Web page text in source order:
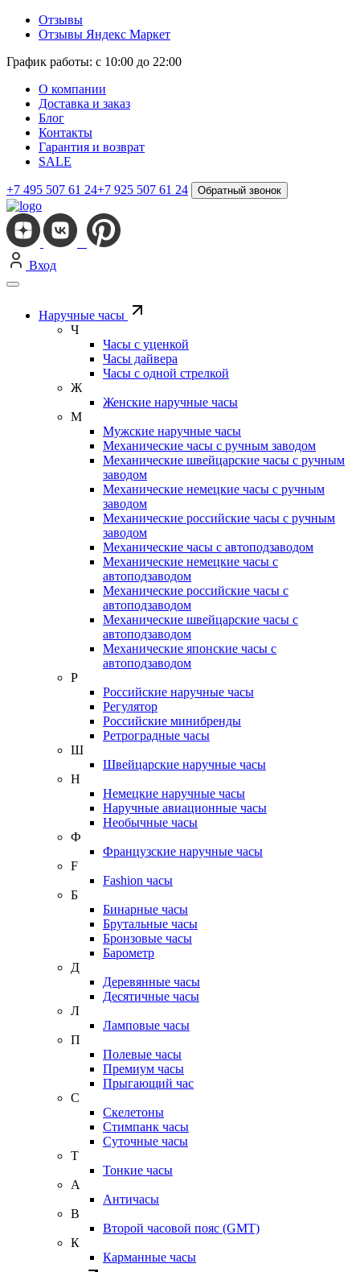
Отзывы
Отзывы Яндекс Маркет
График работы: с 10:00 до 22:00
О компании
Доставка и заказ
Блог
Контакты
Гарантия и возврат
SALE
+7 495 507 61 24+7 925 507 61 24 Обратный звонок
Вход
Наручные часы
Ч
Часы с уценкой
Часы дайвера
Часы с одной стрелкой
Ж
Женские наручные часы
М
Мужские наручные часы
Механические часы с ручным заводом
Механические швейцарские часы с ручным
заводом
Механические немецкие часы с ручным
заводом
Механические российские часы с ручным
заводом
Механические часы с автоподзаводом
Механические немецкие часы с
автоподзаводом
Механические российские часы с
автоподзаводом
Механические швейцарские часы с
автоподзаводом
Механические японские часы с
автоподзаводом
Р
Российские наручные часы
Регулятор
Российские минибренды
Ретроградные часы
Ш
Швейцарские наручные часы
Н
Немецкие наручные часы
Наручные авиационные часы
Необычные часы
Ф
Французские наручные часы
F
Fashion часы
Б
Бинарные часы
Брутальные часы
Бронзовые часы
Барометр
Д
Деревянные часы
Десятичные часы
Л
Ламповые часы
П
Полевые часы
Премиум часы
Прыгающий час
С
Скелетоны
Стимпанк часы
Суточные часы
Т
Тонкие часы
А
Античасы
В
Второй часовой пояс (GMT)
К
Карманные часы